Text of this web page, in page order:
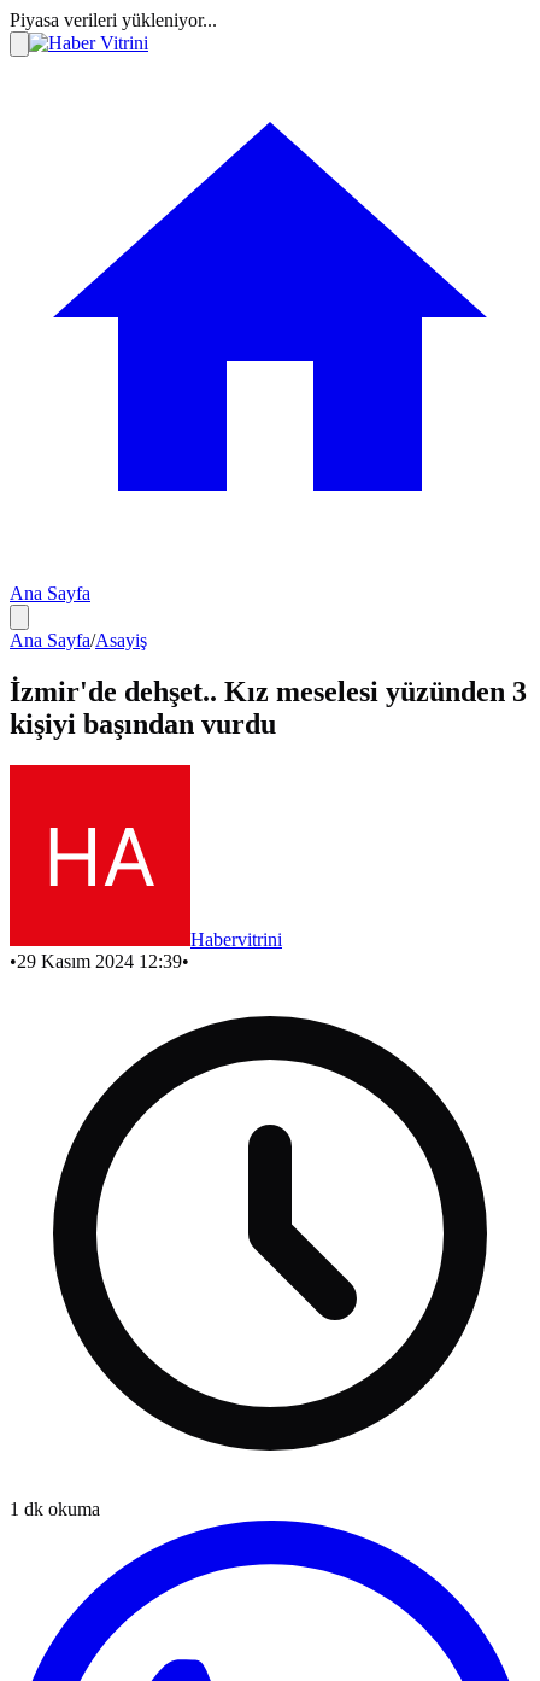
Piyasa verileri yükleniyor...
Ana Sayfa
Ana Sayfa/Asayiş
İzmir'de dehşet.. Kız meselesi yüzünden 3
kişiyi başından vurdu
Habervitrini
•29 Kasım 2024 12:39•
1 dk okuma